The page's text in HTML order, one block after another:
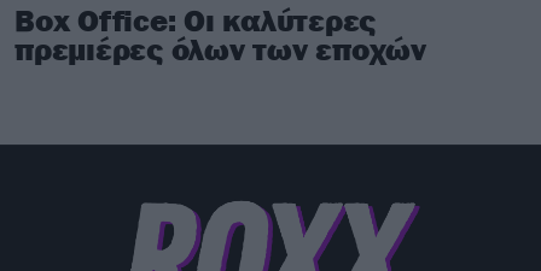
Box Office: Οι καλύτερες
πρεμιέρες όλων των εποχών